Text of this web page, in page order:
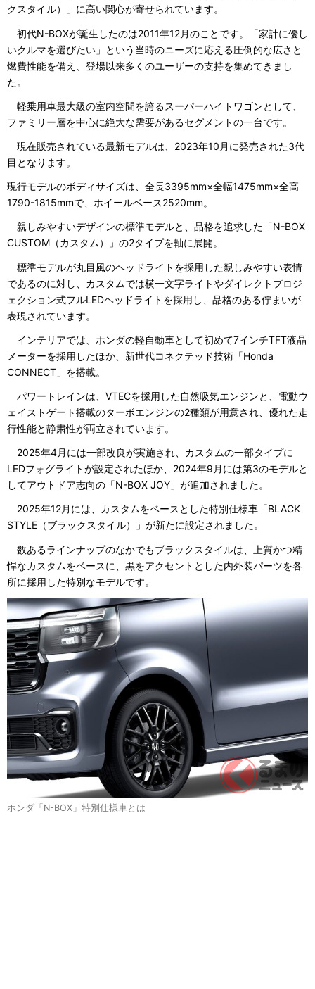
クスタイル）」に高い関心が寄せられています。
初代N-BOXが誕生したのは2011年12月のことです。「家計に優し
いクルマを選びたい」という当時のニーズに応える圧倒的な広さと
燃費性能を備え、登場以来多くのユーザーの支持を集めてきまし
た。
軽乗用車最大級の室内空間を誇るスーパーハイトワゴンとして、
ファミリー層を中心に絶大な需要があるセグメントの一台です。
現在販売されている最新モデルは、2023年10月に発売された3代
目となります。
現行モデルのボディサイズは、全長3395mm×全幅1475mm×全高
1790-1815mmで、ホイールベース2520mm。
親しみやすいデザインの標準モデルと、品格を追求した「N-BOX
CUSTOM（カスタム）」の2タイプを軸に展開。
標準モデルが丸目風のヘッドライトを採用した親しみやすい表情
であるのに対し、カスタムでは横一文字ライトやダイレクトプロジ
ェクション式フルLEDヘッドライトを採用し、品格のある佇まいが
表現されています。
インテリアでは、ホンダの軽自動車として初めて7インチTFT液晶
メーターを採用したほか、新世代コネクテッド技術「Honda
CONNECT」を搭載。
パワートレインは、VTECを採用した自然吸気エンジンと、電動ウ
ェイストゲート搭載のターボエンジンの2種類が用意され、優れた走
行性能と静粛性が両立されています。
2025年4月には一部改良が実施され、カスタムの一部タイプに
LEDフォグライトが設定されたほか、2024年9月には第3のモデルと
してアウトドア志向の「N-BOX JOY」が追加されました。
2025年12月には、カスタムをベースとした特別仕様車「BLACK
STYLE（ブラックスタイル）」が新たに設定されました。
数あるラインナップのなかでもブラックスタイルは、上質かつ精
悍なカスタムをベースに、黒をアクセントとした内外装パーツを各
所に採用した特別なモデルです。
ホンダ「N-BOX」特別仕様車とは